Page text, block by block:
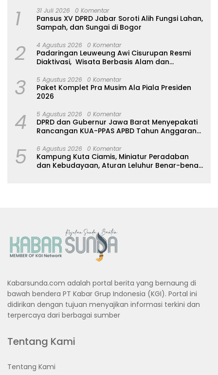
1 31 Juli 2026 0 Komentar
Pansus XV DPRD Jabar Soroti Alih Fungsi Lahan,
Sampah, dan Sungai di Bogor
2 4 Agustus 2026 0 Komentar
Padaringan Leuweung Awi Cisurupan Resmi
Diaktivasi, Wisata Berbasis Alam dan
3 5 Agustus 2026 0 Komentar
Paket Komplet Pra Musim Ala Piala Presiden
2026
4 5 Agustus 2026 0 Komentar
DPRD dan Gubernur Jawa Barat Menyepakati
Rancangan KUA-PPAS APBD Tahun Anggaran
5 6 Agustus 2026 0 Komentar
Kampung Kuta Ciamis, Miniatur Peradaban
dan Kebudayaan, Aturan Leluhur Benar-benar
Kabarsunda.com adalah portal berita yang bernaung di
bawah bendera PT Kabar Grup Indonesia (KGI). Portal ini
didirikan dengan tujuan menyajikan informasi terkini dan
terpercaya dari berbagai sumber
Tentang Kami
Tentang Kami